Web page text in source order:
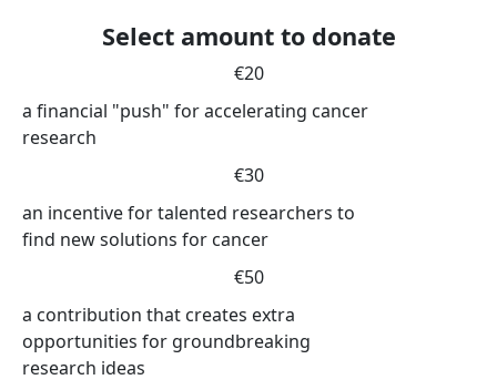
Select amount to donate
€20
a financial "push" for accelerating cancer
research
€30
an incentive for talented researchers to
find new solutions for cancer
€50
a contribution that creates extra
opportunities for groundbreaking
research ideas